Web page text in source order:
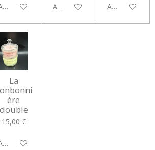
au panierAjouter au panierAjouter au
La
ère
double
15,00 €
au panier